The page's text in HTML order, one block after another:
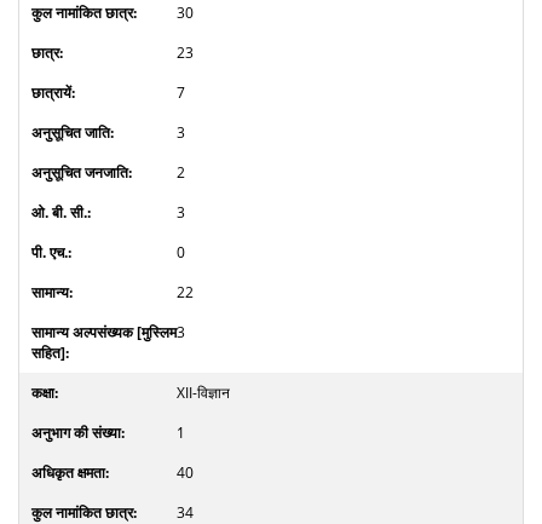
30
23
7
3
2
3
0
22
3
XII-विज्ञान
1
40
34